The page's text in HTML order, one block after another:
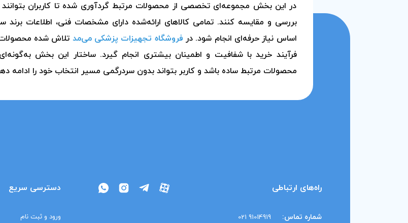
در این بخش مجموعه‌ای تخصصی از محصولات مرتبط گردآوری شده تا کاربران بتوانند
بررسی و مقایسه کنند. تمامی کالاهای ارائه‌شده دارای مشخصات فنی، اطلاعات برند
اساس نیاز حرفه‌ای انجام شود. در فروشگاه تجهیزات پزشکی می‌مد تلاش شده محصولات
فرآیند خرید با شفافیت و اطمینان بیشتری انجام گیرد. ساختار این بخش
محصولات مرتبط ساده باشد و کاربر بتواند بدون سردرگمی مسیر انتخاب خود را ادامه
راه‌های ارتباطی
شماره تماس: 91014919 021
دسترسی سریع
ورود و ثبت نام